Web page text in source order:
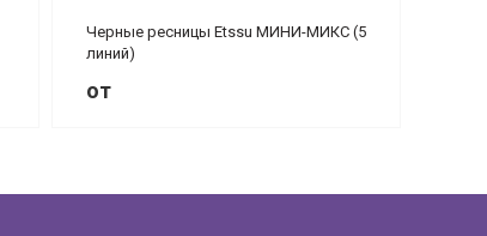
Черные ресницы Etssu МИНИ-МИКС (5
линий)
от